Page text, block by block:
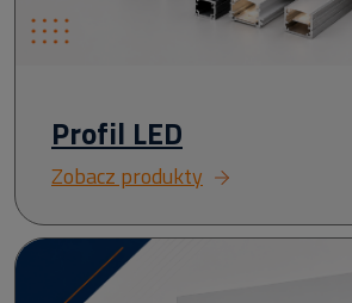
Profil LED
Zobacz produkty